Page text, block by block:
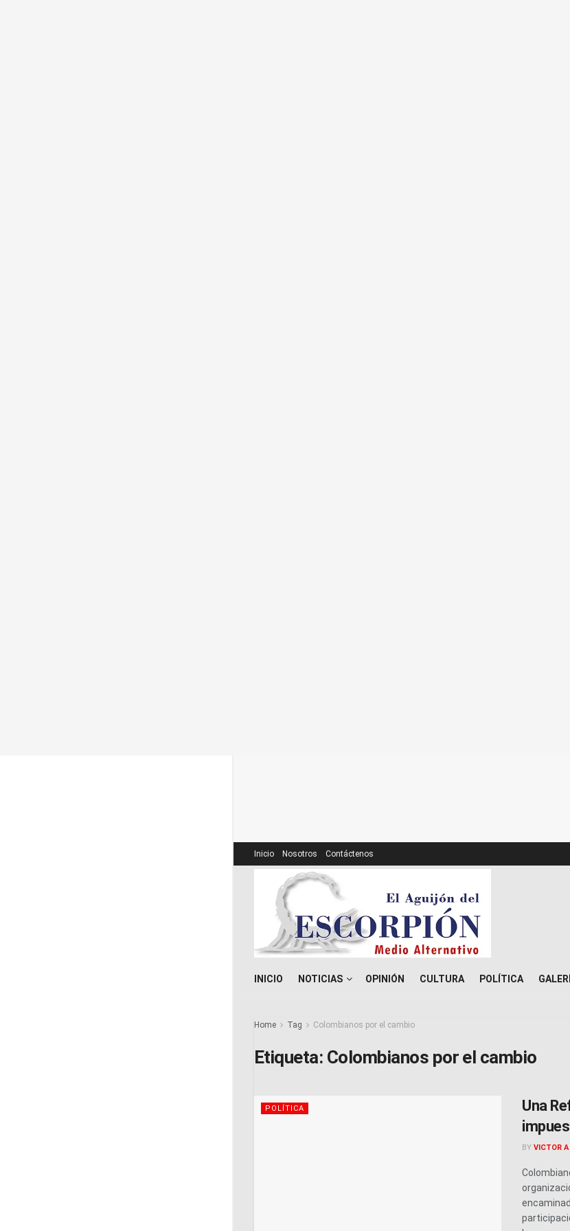
Inicio Nosotros Contáctenos
INICIO NOTICIAS OPINIÓN CULTURA POLÍTICA
Home Tag Colombianos por el cambio
Etiqueta: Colombianos por el cambio
POLÍTICA
Una
BY VICTOR A